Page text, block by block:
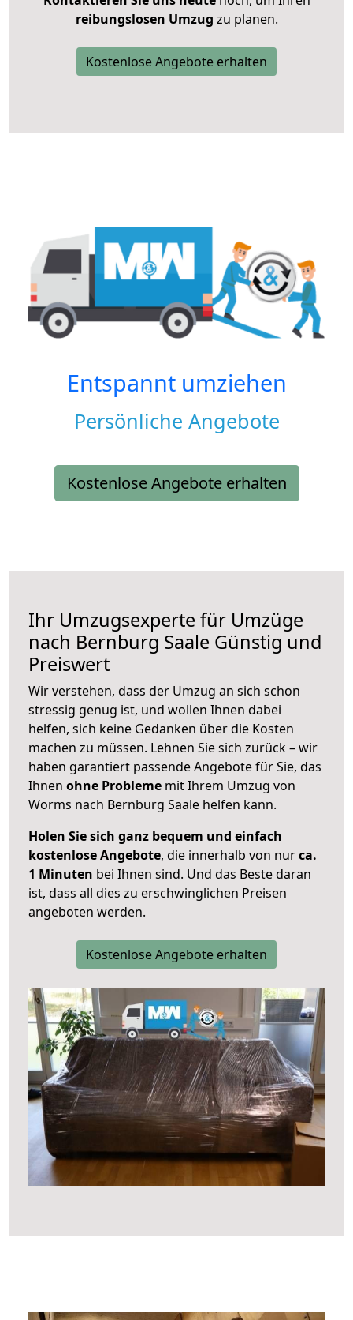
reibungslosen Umzug zu planen.
Kostenlose Angebote erhalten
Entspannt umziehen
Persönliche Angebote
Kostenlose Angebote erhalten
Ihr Umzugsexperte für Umzüge
nach Bernburg Saale Günstig und
Preiswert
Wir verstehen, dass der Umzug an sich schon
stressig genug ist, und wollen Ihnen dabei
helfen, sich keine Gedanken über die Kosten
machen zu müssen. Lehnen Sie sich zurück – wir
haben garantiert passende Angebote für Sie, das
Ihnen ohne Probleme mit Ihrem Umzug von
Worms nach Bernburg Saale helfen kann.
Holen Sie sich ganz bequem und einfach
kostenlose Angebote, die innerhalb von nurca.
1 Minuten bei Ihnen sind. Und das Beste daran
ist, dass all dies zu erschwinglichen Preisen
angeboten werden.
Kostenlose Angebote erhalten